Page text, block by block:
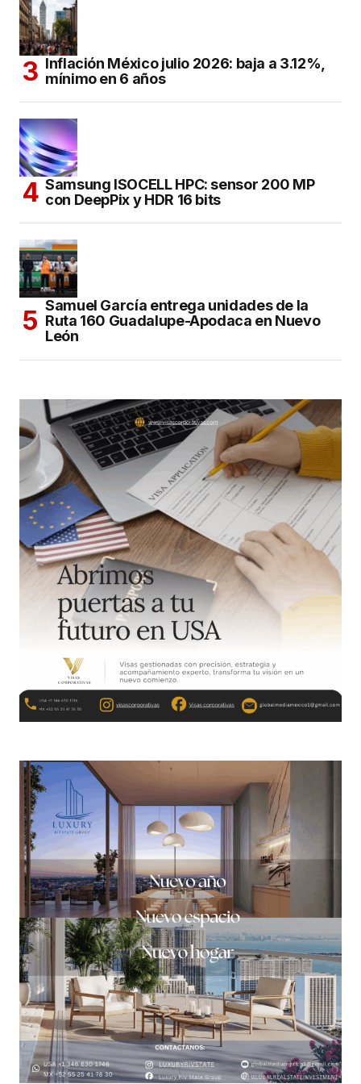
Inflación México julio 2026: baja a 3.12%,
mínimo en 6 años
Samsung ISOCELL HPC: sensor 200 MP
con DeepPix y HDR 16 bits
Samuel García entrega unidades de la
Ruta 160 Guadalupe-Apodaca en Nuevo
León